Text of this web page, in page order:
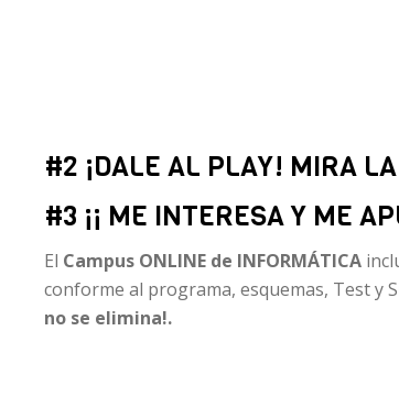
#2 ¡DALE AL PLAY! MIRA
#3 ¡¡ ME INTERESA Y ME
El Campus ONLINE de INFORMÁTICA
conforme al programa, esquemas, Test y
no se elimina!.